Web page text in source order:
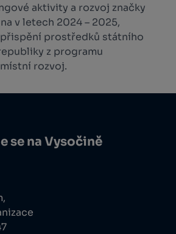
aktivity a rozvoj značky
v letech 2024 – 2025,
přispění prostředků státního
z programu
rozvoj.
se na Vysočině